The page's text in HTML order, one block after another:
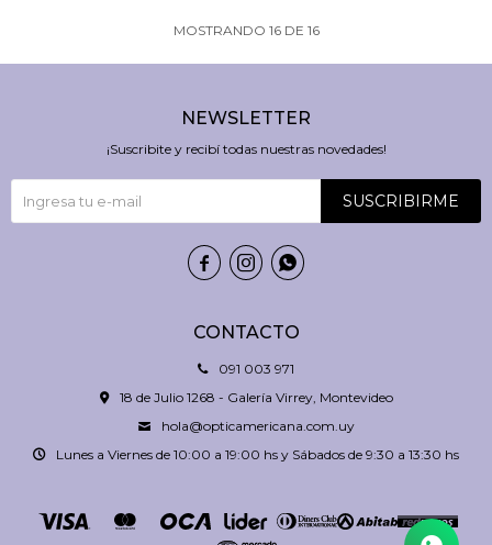
MOSTRANDO 16DE 16
CONTACTO
091 003 971
18 de Julio 1268 - Galería Virrey, Montevideo
hola@opticamericana.com.uy
Lunes a Viernes de 10:00 a 19:00 hs y Sábados de 9:30 a 13:30 hs
NEWSLETTER
¡Suscribite y recibí todas nuestras novedades!
SUSCRIBIRME
  